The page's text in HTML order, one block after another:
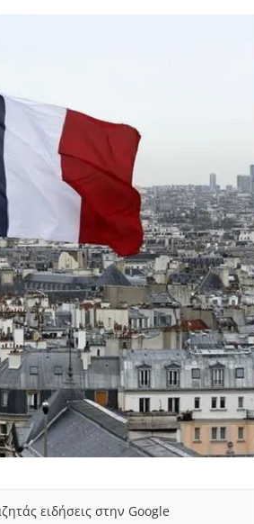
ειδήσεις στην Google